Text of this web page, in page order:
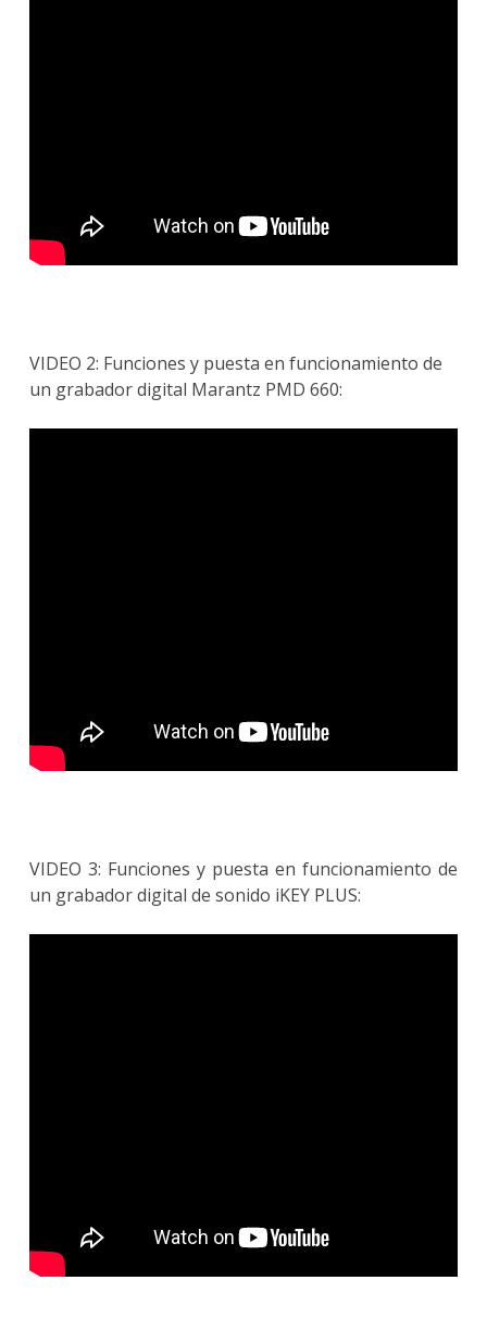
VIDEO 2: Funciones y puesta en funcionamiento de
un grabador digital Marantz PMD 660:
VIDEO 3: Funciones y puesta en funcionamiento de
un grabador digital de sonido iKEY PLUS: